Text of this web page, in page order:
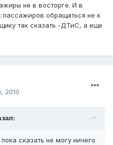
не в восторге. И в
обращаться не к
так сказать -ДТиС, а еще
2010
сказать не могу ничего